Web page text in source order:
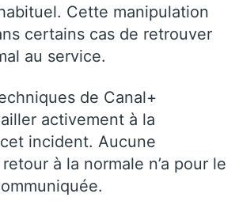
Cette manipulation
certains cas de retrouver
au service.
de Canal+
activement à la
incident. Aucune
à la normale n’a pour le